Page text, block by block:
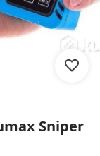
Sniper